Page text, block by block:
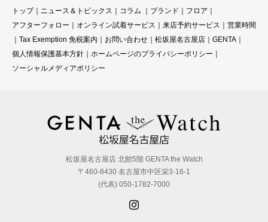
トップ｜ ニュース＆トピックス ｜ コラ ム ｜ ブランド ｜ フロア ｜
アフターフォロー ｜ オンライン試着サービス ｜ 来店予約サービス ｜ 営業時間
｜ Tax Exemption 免税案内 ｜ お問い合わせ ｜ 松坂屋名古屋店 ｜ GENTA ｜
個人情報保護基本方針 ｜ ホームページのプライバシーポリシー ｜
ソーシャルメディアポリシー
松坂屋名古屋店 北館5階 GENTA the Watch
〒460-8430 名古屋市中区栄3-16-1
(代表) 050-1782-7000